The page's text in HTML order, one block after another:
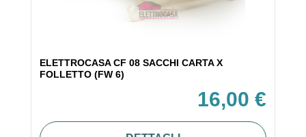
ELETTROCASA CF 08 SACCHI CARTA X
FOLLETTO (FW 6)
16,00 €